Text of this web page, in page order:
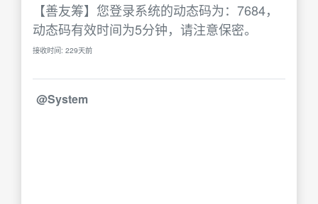
【善友筹】您登录系统的动态码为：7684，
动态码有效时间为5分钟，请注意保密。
接收时间: 229天前
@System